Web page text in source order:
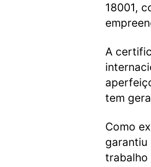
18001,
A
tem
Como
garantiu
trabalho